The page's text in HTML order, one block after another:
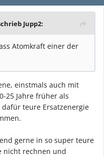
Jupp2:
Atomkraft einer der
einstmals auch mit
25 Jahre früher als
teure Ersatzenergie
gerne in so super teure
nicht rechnen und